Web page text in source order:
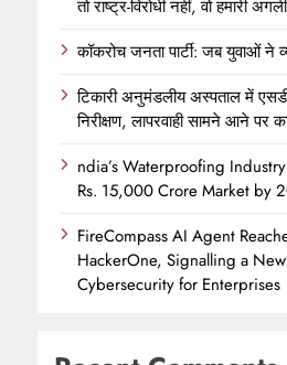
तो राष्ट्र-विरोधी नहीं, वो हमारी
कॉकरोच जनता पार्टी: जब युवाओं ने
टिकारी अनुमंडलीय अस्पताल में
निरीक्षण, लापरवाही सामने आने पर
ndia’s Waterproofing Industry
Rs. 15,000 Crore Market by
FireCompass AI Agent
HackerOne, Signalling a
Cybersecurity for Enterprises